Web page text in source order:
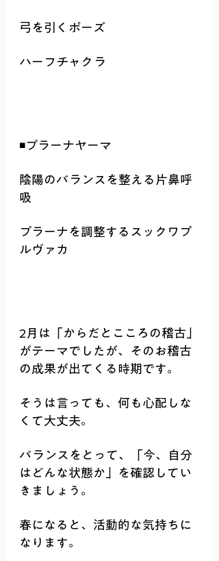
弓を引くポーズ
ハーフチャクラ
◾️プラーナヤーマ
陰陽のバランスを整える片鼻呼
吸
プラーナを調整するスックワプ
ルヴァカ
2月は「からだとこころの稽古」
がテーマでしたが、そのお稽古
の成果が出てくる時期です。
そうは言っても、何も心配しな
くて大丈夫。
バランスをとって、「今、自分
はどんな状態か」を確認してい
きましょう。
春になると、活動的な気持ちに
なります。